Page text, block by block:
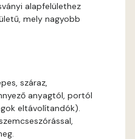
A
A
alapfelülethez
mely nagyobb
száraz,
anyagtól, portól
eltávolítandók).